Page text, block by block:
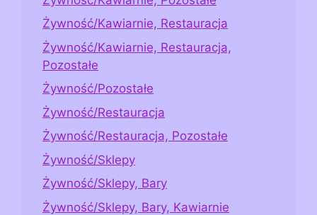
Żywność/Kawiarnie, Restauracja
Żywność/Kawiarnie, Restauracja,
Pozostałe
Żywność/Pozostałe
Żywność/Restauracja
Żywność/Restauracja, Pozostałe
Żywność/Sklepy
Żywność/Sklepy, Bary
Żywność/Sklepy, Bary, Kawiarnie